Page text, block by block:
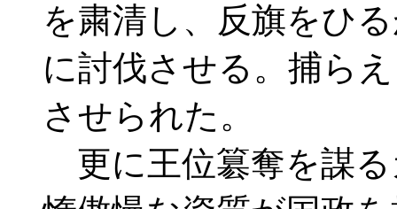
を粛清し、反旗をひ
に討伐させる。捕ら
させられた。
更に王位簒奪を謀